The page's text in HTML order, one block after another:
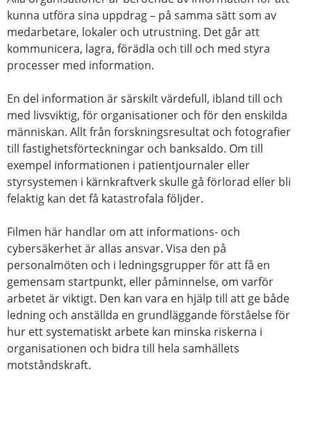
kunna utföra sina uppdrag – på samma sätt som av
medarbetare, lokaler och utrustning. Det går att
kommunicera, lagra, förädla och till och med styra
processer med information.
En del information är särskilt värdefull, ibland till och
med livsviktig, för organisationer och för den enskilda
människan. Allt från forskningsresultat och fotografier
till fastighetsförteckningar och banksaldo. Om till
exempel informationen i patientjournaler eller
styrsystemen i kärnkraftverk skulle gå förlorad eller bli
felaktig kan det få katastrofala följder.
Filmen här handlar om att informations- och
cybersäkerhet är allas ansvar. Visa den på
personalmöten och i ledningsgrupper för att få en
gemensam startpunkt, eller påminnelse, om varför
arbetet är viktigt. Den kan vara en hjälp till att ge både
ledning och anställda en grundläggande förståelse för
hur ett systematiskt arbete kan minska riskerna i
organisationen och bidra till hela samhällets
motståndskraft.